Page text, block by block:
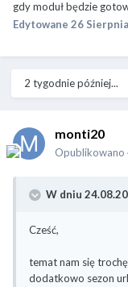
gdy moduł będzie
Edytowane 26
2 tygodnie później...
monti20
Opublikowano
W dniu
Cześć,
temat nam się
dodatkowo sezon